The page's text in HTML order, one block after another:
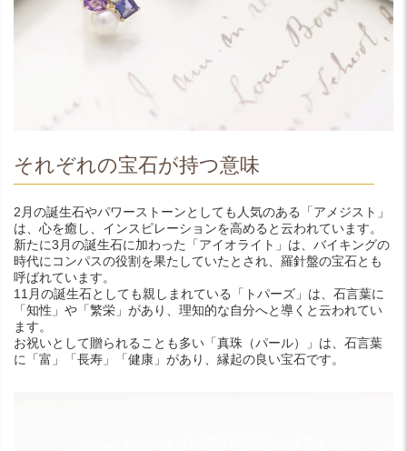
それぞれの宝石が持つ意味
2月の誕生石やパワーストーンとしても人気のある「アメジスト」
は、心を癒し、インスピレーションを高めると云われています。
新たに3月の誕生石に加わった「アイオライト」は、バイキングの
時代にコンパスの役割を果たしていたとされ、羅針盤の宝石とも
呼ばれています。
11月の誕生石としても親しまれている「トパーズ」は、石言葉に
「知性」や「繁栄」があり、理知的な自分へと導くと云われてい
ます。
お祝いとして贈られることも多い「真珠（パール）」は、石言葉
に「富」「長寿」「健康」があり、縁起の良い宝石です。